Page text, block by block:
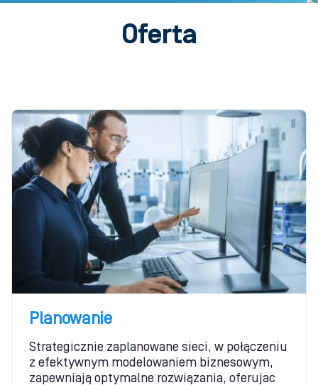
Oferta
Planowanie
Strategicznie zaplanowane sieci, w połączeniu
z efektywnym modelowaniem biznesowym,
zapewniają optymalne rozwiązania, oferujac